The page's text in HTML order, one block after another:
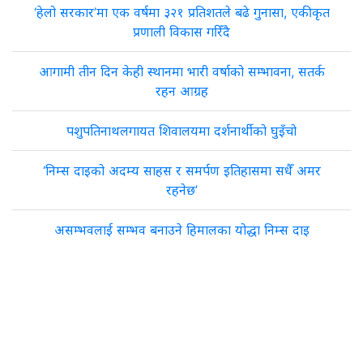
‘हेलो सरकार’मा एक वर्षमा ३२१ प्रतिशतले बढे गुनासा, एकीकृत
प्रणाली विकास गरिँदै
आगामी तीन दिन केही स्थानमा भारी वर्षाको सम्भावना, सतर्क
रहन आग्रह
पशुपतिनाथलगायत शिवालयमा दर्शनार्थीको घुइँचो
‘निम्स दाइको अदम्य साहस र समर्पण इतिहासमा सधैँ अमर
रहनेछ’
असम्भवलाई सम्भव बनाउने हिमालका योद्धा निम्स दाइ